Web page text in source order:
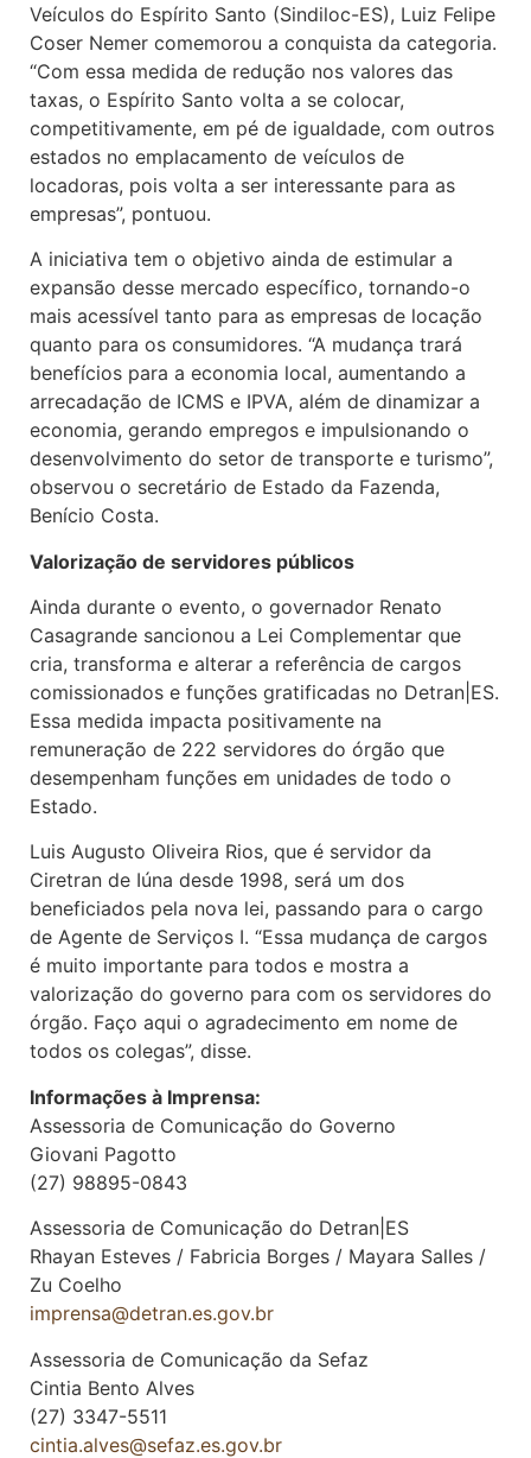
Veículos do Espírito Santo (Sindiloc-ES), Luiz Felipe
Coser Nemer comemorou a conquista da categoria.
“Com essa medida de redução nos valores das
taxas, o Espírito Santo volta a se colocar,
competitivamente, em pé de igualdade, com outros
estados no emplacamento de veículos de
locadoras, pois volta a ser interessante para as
empresas”, pontuou.
A iniciativa tem o objetivo ainda de estimular a
expansão desse mercado específico, tornando-o
mais acessível tanto para as empresas de locação
quanto para os consumidores. “A mudança trará
benefícios para a economia local, aumentando a
arrecadação de ICMS e IPVA, além de dinamizar a
economia, gerando empregos e impulsionando o
desenvolvimento do setor de transporte e turismo”,
observou o secretário de Estado da Fazenda,
Benício Costa.
Valorização de servidores públicos
Ainda durante o evento, o governador Renato
Casagrande sancionou a Lei Complementar que
cria, transforma e alterar a referência de cargos
comissionados e funções gratificadas no Detran|ES.
Essa medida impacta positivamente na
remuneração de 222 servidores do órgão que
desempenham funções em unidades de todo o
Estado.
Luis Augusto Oliveira Rios, que é servidor da
Ciretran de Iúna desde 1998, será um dos
beneficiados pela nova lei, passando para o cargo
de Agente de Serviços I. “Essa mudança de cargos
é muito importante para todos e mostra a
valorização do governo para com os servidores do
órgão. Faço aqui o agradecimento em nome de
todos os colegas”, disse.
Informações à Imprensa:
Assessoria de Comunicação do Governo
Giovani Pagotto
(27) 98895-0843
Assessoria de Comunicação do Detran|ES
Rhayan Esteves / Fabricia Borges / Mayara Salles /
Zu Coelho
imprensa@detran.es.gov.br
Assessoria de Comunicação da Sefaz
Cintia Bento Alves
(27) 3347-5511
cintia.alves@sefaz.es.gov.br